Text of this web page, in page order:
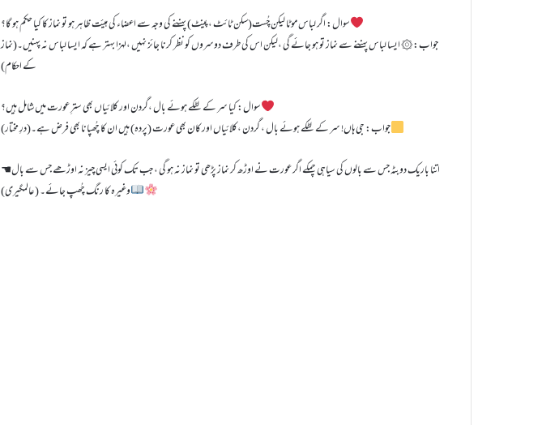
سوال: اگر لباس موٹا لیکن چُست(سکن ٹائٹ ،پینٹ) پہننے کی وجہ سے اعضاء کی ہیئت ظاہر ہو تو نماز کا کیا حکم ہو گا؟
جواب:۞ ایسا لباس پہننے سے نماز تو ہو جائے گی ،لیکن اس کی طرف دوسروں کو نظر کرنا جائز نہیں ،لہزا بہتر ہے کہ ایسا لباس نہ پہنیں۔(نماز
کے احکام)
سوال: کیا سر کے لٹکے ہوئے بال ،گردن اور کلائیاں بھی سترِ عورت میں شامل ہیں؟
جواب: جی ہاں! سر کے لٹکے ہوئے بال ، گردن ،کلائیاں اور کان بھی عورت (پردہ) ہیں ان کا چُھپانا بھی فرض ہے۔(درِ مختار)
☚اتنا باریک دوبٹہ جس سے بالوں کی سیاہی چمکے اگر عورت نے اوڑھ کر نماز پڑھی تو نماز نہ ہو گی ، جب تک کوئی ایسی چیز نہ اوڑھے جس سے بال
وغیرہ کا رنگ چُھپ جائے۔ (عالمگیری)